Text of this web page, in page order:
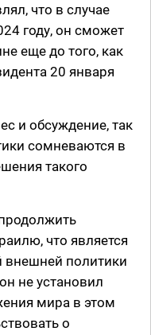
что в случае
году, он сможет
еще до того, как
20 января
и обсуждение, так
сомневаются в
такого
что является
внешней политики
не установил
мира в этом
о